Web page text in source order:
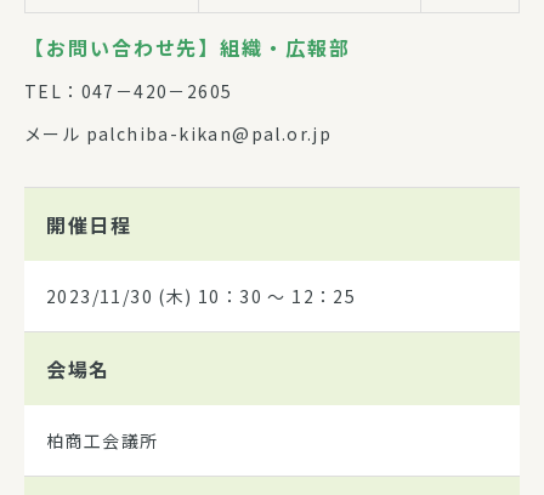
【お問い合わせ先】組織・広報部
TEL：047－420－2605
メール palchiba-kikan@pal.or.jp
開催日程
2023/11/30 (木) 10：30 〜 12：25
会場名
柏商工会議所